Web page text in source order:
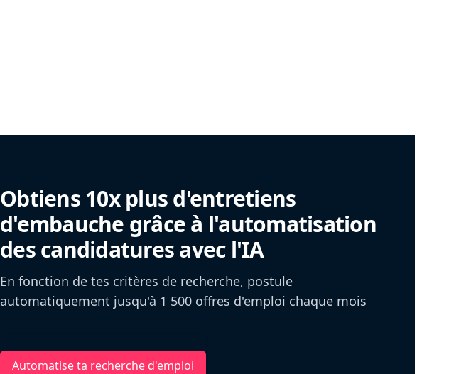
Obtiens 10x plus d'entretiens
d'embauche grâce à l'automatisation
des candidatures avec l'IA
En fonction de tes critères de recherche, postule
automatiquement jusqu'à 1 500 offres d'emploi chaque mois
Automatise ta recherche d'emploi